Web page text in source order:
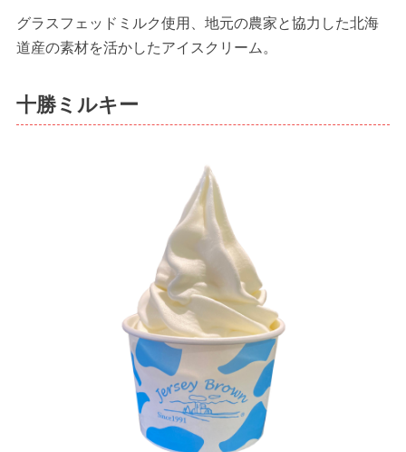
グラスフェッドミルク使用、地元の農家と協力した北海
道産の素材を活かしたアイスクリーム。
十勝ミルキー